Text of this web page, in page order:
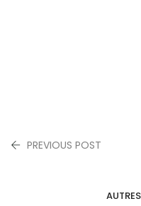
PREVIOUS POST